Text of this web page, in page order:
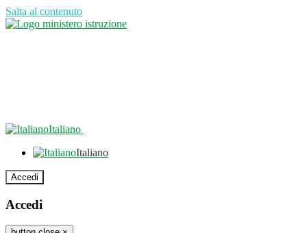
Salta al contenuto
Italiano
Italiano
Accedi
Accedi